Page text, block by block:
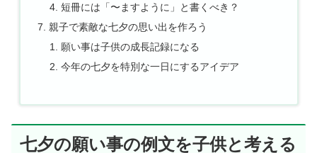
短冊には「〜ますように」と書くべき？
親子で素敵な七夕の思い出を作ろう
願い事は子供の成長記録になる
今年の七夕を特別な一日にするアイデア
七夕の願い事の例文を子供と考える